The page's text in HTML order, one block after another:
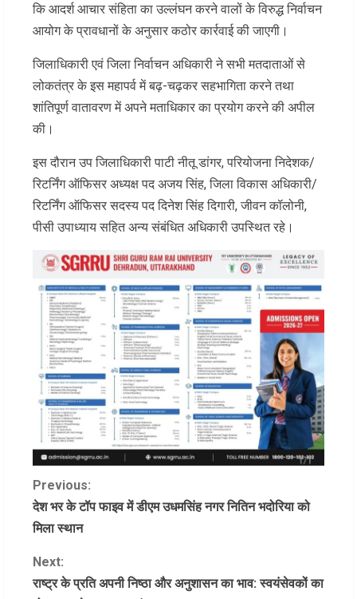
कि आदर्श आचार संहिता का उल्लंघन करने वालों के विरुद्ध निर्वाचन
आयोग के प्रावधानों के अनुसार कठोर कार्रवाई की जाएगी।
जिलाधिकारी एवं जिला निर्वाचन अधिकारी ने सभी मतदाताओं से
लोकतंत्र के इस महापर्व में बढ़-चढ़कर सहभागिता करने तथा
शांतिपूर्ण वातावरण में अपने मताधिकार का प्रयोग करने की अपील
की।
इस दौरान उप जिलाधिकारी पाटी नीतू डांगर, परियोजना निदेशक/
रिटर्निंग ऑफिसर अध्यक्ष पद अजय सिंह, जिला विकास अधिकारी/
रिटर्निंग ऑफिसर सदस्य पद दिनेश सिंह दिगारी, जीवन कॉलोनी,
पीसी उपाध्याय सहित अन्य संबंधित अधिकारी उपस्थित रहे।
C
o
n
t
Previous:
देश भर के टॉप फाइव में डीएम उधमसिंह नगर नितिन भदोरिया को
मिला स्थान
Next:
राष्ट्र के प्रति अपनी निष्ठा और अनुशासन का भाव: स्वयंसेवकों का